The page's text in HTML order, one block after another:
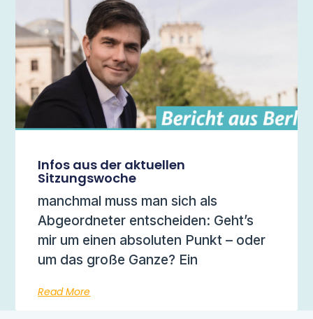
Infos aus der aktuellen
Sitzungswoche
manchmal muss man sich als
Abgeordneter entscheiden: Geht’s
mir um einen absoluten Punkt – oder
um das große Ganze? Ein
Read More